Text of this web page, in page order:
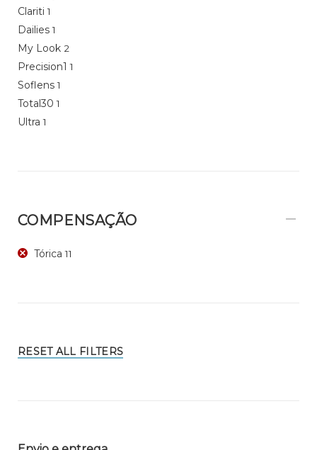
Clariti 1
Dailies 1
My Look 2
Precision1 1
Soflens 1
Total30 1
Ultra 1
COMPENSAÇÃO
Tórica 11
RESET ALL FILTERS